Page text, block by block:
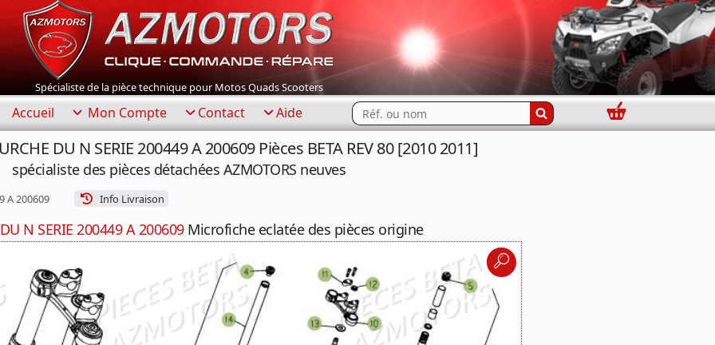
Spécialiste de la pièce technique pour Motos Quads Scooters
Accueil Mon Compte Contact Aide Rechercher...
Panier
DU N SERIE 200449 A 200609 Pièces BETA REV 80 [2010 2011]
spécialiste des pièces détachées AZMOTORS neuves
A 200609 Info Livraison
N SERIE 200449 A 200609Microfiche eclatée des pièces origine